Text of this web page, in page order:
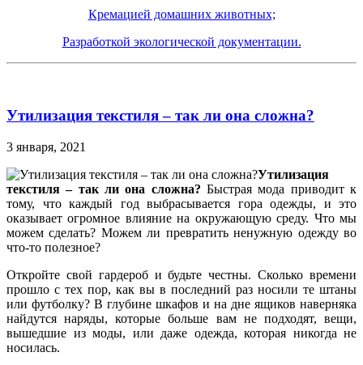
Кремацией домашних животных;
Разработкой экологической документации.
Утилизация текстиля – так ли она сложна?
3 января, 2021
Утилизация
текстиля – так ли она сложна? Быстрая мода приводит к
тому, что каждый год выбрасывается гора одежды, и это
оказывает огромное влияние на окружающую среду. Что мы
можем сделать? Можем ли превратить ненужную одежду во
что-то полезное?
Откройте свой гардероб и будьте честны. Сколько времени
прошло с тех пор, как вы в последний раз носили те штаны
или футболку? В глубине шкафов и на дне ящиков наверняка
найдутся наряды, которые больше вам не подходят, вещи,
вышедшие из моды, или даже одежда, которая никогда не
носилась.